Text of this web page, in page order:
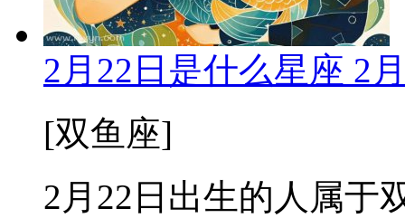
2月22日是什么星座 2
[双鱼座]
2月22日出生的人属于